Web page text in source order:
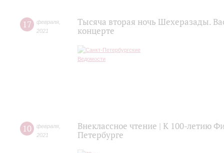
17 февраля
2021
Тысяча вторая ночь Шехеразады.
концерте
10 февраля
2021
Внеклассное чтение | К 100-летию
Петербурге